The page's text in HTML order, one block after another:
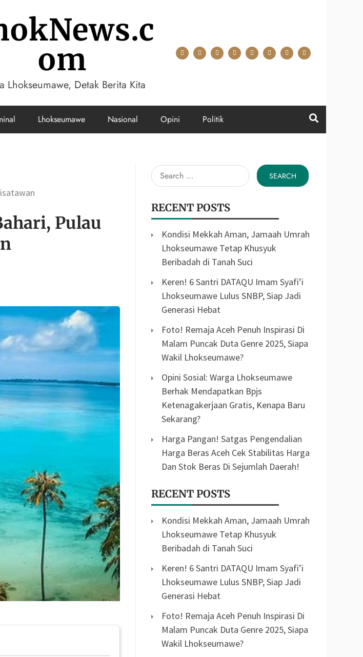
om
Lhokseumawe, Detak Berita Kita
Lhokseumawe Nasional Opini Politik
Pulau
Search
for:
RECENT POSTS
Kondisi Mekkah Aman, Jamaah Umrah
Lhokseumawe Tetap Khusyuk
Beribadah di Tanah Suci
Keren! 6 Santri DATAQU Imam Syafi’i
Lhokseumawe Lulus SNBP, Siap Jadi
Generasi Hebat
Foto! Remaja Aceh Penuh Inspirasi Di
Malam Puncak Duta Genre 2025, Siapa
Wakil Lhokseumawe?
Opini Sosial: Warga Lhokseumawe
Berhak Mendapatkan Bpjs
Ketenagakerjaan Gratis, Kenapa Baru
Sekarang?
Harga Pangan! Satgas Pengendalian
Harga Beras Aceh Cek Stabilitas Harga
Dan Stok Beras Di Sejumlah Daerah!
RECENT POSTS
Kondisi Mekkah Aman, Jamaah Umrah
Lhokseumawe Tetap Khusyuk
Beribadah di Tanah Suci
Keren! 6 Santri DATAQU Imam Syafi’i
Lhokseumawe Lulus SNBP, Siap Jadi
Generasi Hebat
Foto! Remaja Aceh Penuh Inspirasi Di
Malam Puncak Duta Genre 2025, Siapa
Wakil Lhokseumawe?